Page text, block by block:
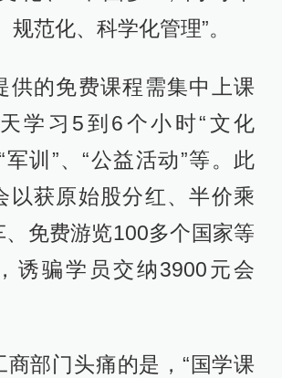
规范化、科学化管理”。
供的免费课程需集中上课
学习5到6个小时“文化
军训”、“公益活动”等。此
以获原始股分红、半价乘
免费游览100多个国家等
诱骗学员交纳3900元会
商部门头痛的是，“国学课